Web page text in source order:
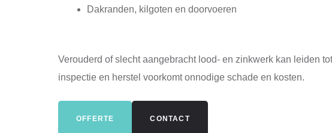
Dakranden, kilgoten en doorvoeren
Verouderd of slecht aangebracht lood- en zinkwerk kan leiden
inspectie en herstel voorkomt onnodige schade en kosten.
OFFERTE CONTACT